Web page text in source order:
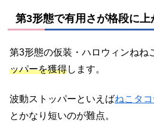
第3形態で有用さが格段に上
第3形態の仮装・ハロウィンねね
ッパーを獲得します。
波動ストッパーといえばねこタ
とかなり短いのが難点。